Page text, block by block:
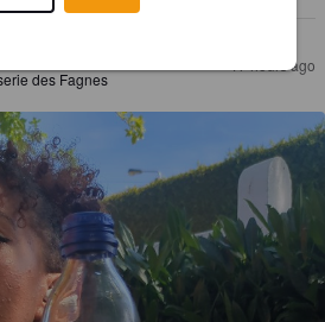
des Fagnes
17 hours ago